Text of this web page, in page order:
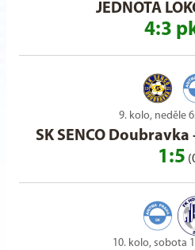
JEDNOTA
4:3
9. kolo, neděle
SK SENCO Doubravka
1:5
10. kolo, sobota